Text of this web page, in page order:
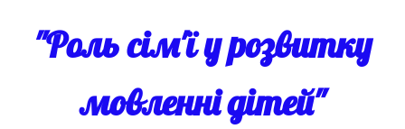
"Роль сім'ї у розвитку
мовленні дітей"